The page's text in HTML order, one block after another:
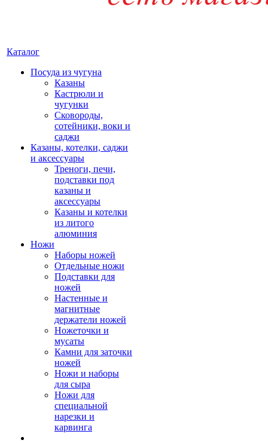
Каталог
Посуда из чугуна
Казаны
Кастрюли и
чугунки
Сковороды,
сотейники, воки и
саджи
Казаны, котелки, саджи
и аксессуары
Треноги, печи,
подставки под
казаны и
аксессуары
Казаны и котелки
из литого
алюминия
Ножи
Наборы ножей
Отдельные ножи
Подставки для
ножей
Настенные и
магнитные
держатели ножей
Ножеточки и
мусаты
Камни для заточки
ножей
Ножи и наборы
для сыра
Ножи для
специальной
нарезки и
карвинга